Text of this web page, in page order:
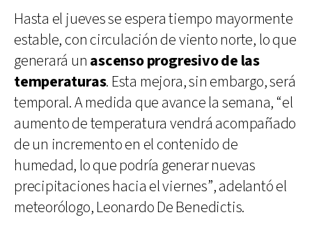
Hasta el jueves se espera tiempo mayormente
estable, con circulación de viento norte, lo que
generará un ascenso progresivo de las
temperaturas. Esta mejora, sin embargo, será
temporal. A medida que avance la semana, “el
aumento de temperatura vendrá acompañado
de un incremento en el contenido de
humedad, lo que podría generar nuevas
precipitaciones hacia el viernes”, adelantó el
meteorólogo, Leonardo De Benedictis.